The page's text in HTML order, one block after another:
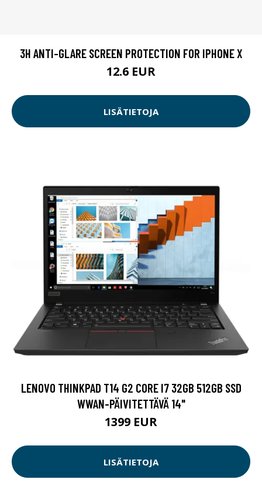
3H ANTI-GLARE SCREEN PROTECTION FOR IPHONE X
12.6 EUR
LISÄTIETOJA
LENOVO THINKPAD T14 G2 CORE I7 32GB 512GB SSD
WWAN-PÄIVITETTÄVÄ 14"
1399 EUR
LISÄTIETOJA